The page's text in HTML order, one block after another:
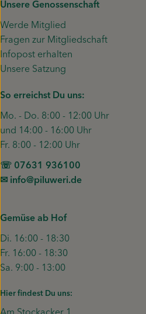
Unsere Genossenschaft
Werde Mitglied
Fragen zur Mitgliedschaft
Infopost erhalten
Unsere Satzung
So erreichst Du uns:
Mo. - Do. 8:00 - 12:00 Uhr
und 14:00 - 16:00 Uhr
Fr. 8:00 - 12:00 Uhr
☏ 07631 936100
✉︎ info@piluweri.de
Gemüse ab Hof
Di. 16:00 - 18:30
Fr. 16:00 - 18:30
Sa. 9:00 - 13:00
Hier findest Du uns: